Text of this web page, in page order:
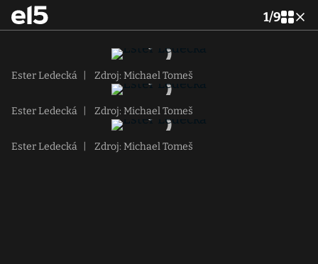
1/9
Ester Ledecká Zdroj: Michael Tomeš
Ester Ledecká Zdroj: Michael Tomeš
Ester Ledecká Zdroj: Michael Tomeš